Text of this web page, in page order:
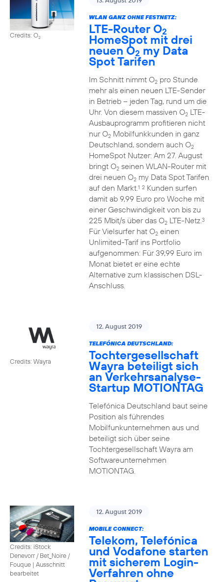
Credits: O2
WLAN GANZ OHNE FESTNETZ:
LTE-Router O2
HomeSpot mit drei
neuen O2 my Data
Spot Tarifen
Im Schnitt nimmt O2pro Stunde
mehr als einen neuen LTE-Sender
in Betrieb – jeden Tag, rund um die
Uhr. Von diesem massiven O2LTE-
Ausbauprogramm profitieren nicht
nur O2Mobilfunkkunden in ganz
Deutschland, sondern auch O2
HomeSpot Nutzer: Am 27. August
bringt O2seinen WLAN-Router mit
drei neuen O2my Data Spot Tarifen
auf den Markt.1 2Kunden surfen
damit ab 9,99 Euro pro Woche mit
einer Geschwindigkeit von bis zu
225 Mbit/s über das O2LTE-Netz.3
Für Vielsurfer hat O2einen
Unlimited-Tarif ins Portfolio
aufgenommen: Für 39,99 Euro im
Monat bietet er eine echte
Alternative zum klassischen DSL-
Anschluss.
Credits: Wayra
12. August 2019
TELEFÓNICA DEUTSCHLAND:
Tochtergesellschaft
Wayra beteiligt sich
an Verkehrsanalyse-
Startup MOTIONTAG
Telefónica Deutschland baut seine
Position als führendes
Mobilfunkunternehmen aus und
beteiligt sich über seine
Tochtergesellschaft Wayra am
Softwareunternehmen
MOTIONTAG.
Credits: iStock
Denevorr / Bet_Noire /
Fouque | Ausschnitt
bearbeitet
12. August 2019
MOBILE CONNECT:
Telekom, Telefónica
und Vodafone starten
mit sicherem Login-
Verfahren ohne